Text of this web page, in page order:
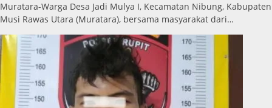
Muratara-Warga Desa Jadi Mulya I, Kecamatan Nibung, Kabupaten
Musi Rawas Utara (Muratara), bersama masyarakat dari…